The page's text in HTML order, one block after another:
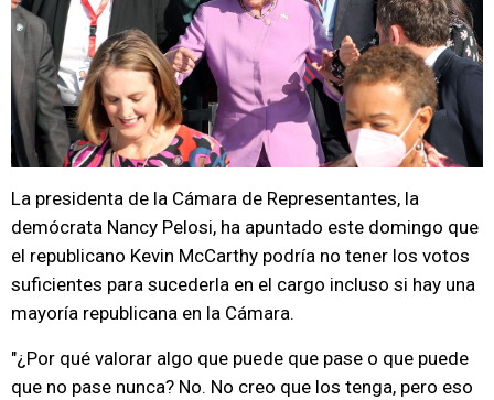
La presidenta de la Cámara de Representantes, la
demócrata Nancy Pelosi, ha apuntado este domingo que
el republicano Kevin McCarthy podría no tener los votos
suficientes para sucederla en el cargo incluso si hay una
mayoría republicana en la Cámara.
"¿Por qué valorar algo que puede que pase o que puede
que no pase nunca? No. No creo que los tenga, pero eso